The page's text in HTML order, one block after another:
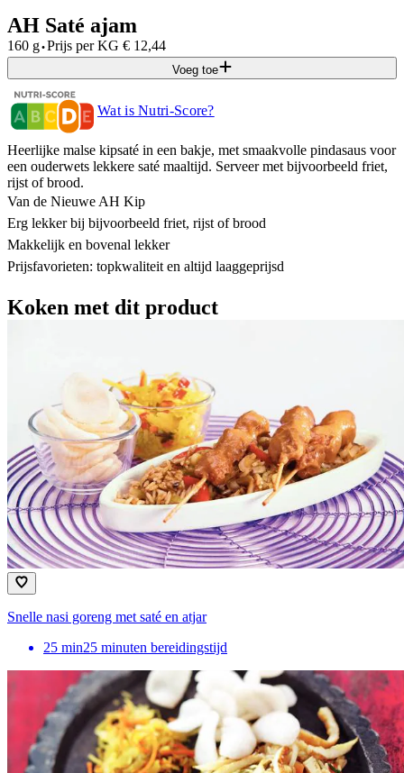
AH Saté ajam
160 g·Prijs per KG € 12,44
Voeg toe
Wat is Nutri-Score?
Heerlijke malse kipsaté in een bakje, met smaakvolle pindasaus voor
een ouderwets lekkere saté maaltijd. Serveer met bijvoorbeeld friet,
rijst of brood.
Van de Nieuwe AH Kip
Erg lekker bij bijvoorbeeld friet, rijst of brood
Makkelijk en bovenal lekker
Prijsfavorieten: topkwaliteit en altijd laaggeprijsd
Koken met dit product
Snelle nasi goreng met saté en atjar
25 min25 minuten bereidingstijd